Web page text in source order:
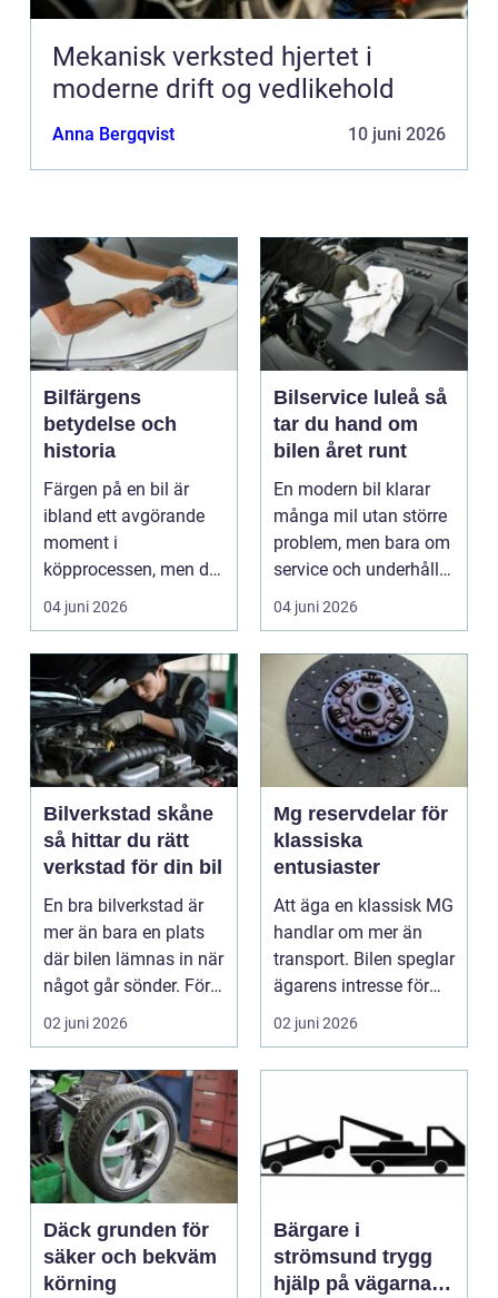
Mekanisk verksted hjertet i
moderne drift og vedlikehold
Anna Bergqvist 10 juni 2026
Bilfärgens
betydelse och
historia
Färgen på en bil är
ibland ett avgörande
moment i
köpprocessen, men det
ha...
04 juni 2026
Bilservice luleå så
tar du hand om
bilen året runt
En modern bil klarar
många mil utan större
problem, men bara om
service och underhåll
sköts i tid. I...
04 juni 2026
Bilverkstad skåne
så hittar du rätt
verkstad för din bil
En bra bilverkstad är
mer än bara en plats
där bilen lämnas in när
något går sönder. För
många biläg...
02 juni 2026
Mg reservdelar för
klassiska
entusiaster
Att äga en klassisk MG
handlar om mer än
transport. Bilen speglar
ägarens intresse för
teknik, histo...
02 juni 2026
Däck grunden för
säker och bekväm
körning
Bärgare i
strömsund trygg
hjälp på vägarna